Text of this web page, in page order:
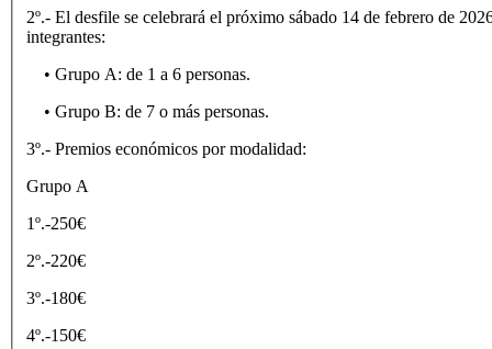
2º.- El desfile se celebrará el próximo sábado 14 de febrero de
integrantes:
• Grupo A: de 1 a 6 personas.
• Grupo B: de 7 o más personas.
3º.- Premios económicos por modalidad:
Grupo A
1º.-250€
2º.-220€
3º.-180€
4º.-150€